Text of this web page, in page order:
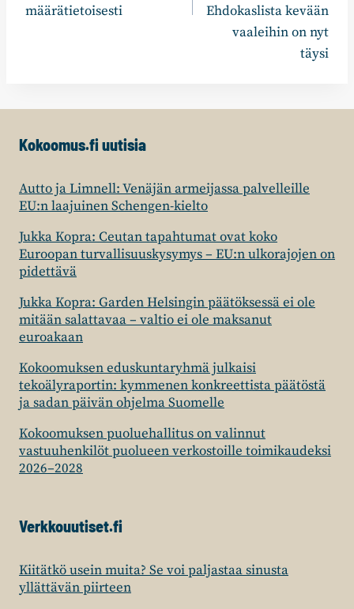
määrätietoisesti
Ehdokaslista kevään
vaaleihin on nyt
täysi
Kokoomus.fi uutisia
Autto ja Limnell: Venäjän armeijassa palvelleille
EU:n laajuinen Schengen-kielto
Jukka Kopra: Ceutan tapahtumat ovat koko
Euroopan turvallisuuskysymys – EU:n ulkorajojen on
pidettävä
Jukka Kopra: Garden Helsingin päätöksessä ei ole
mitään salattavaa – valtio ei ole maksanut
euroakaan
Kokoomuksen eduskuntaryhmä julkaisi
tekoälyraportin: kymmenen konkreettista päätöstä
ja sadan päivän ohjelma Suomelle
Kokoomuksen puoluehallitus on valinnut
vastuuhenkilöt puolueen verkostoille toimikaudeksi
2026–2028
Verkkouutiset.fi
Kiitätkö usein muita? Se voi paljastaa sinusta
yllättävän piirteen